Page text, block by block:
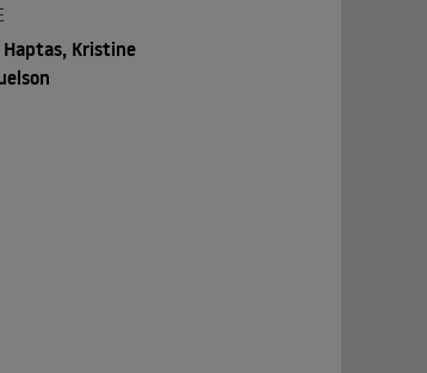
Haptas, Kristine